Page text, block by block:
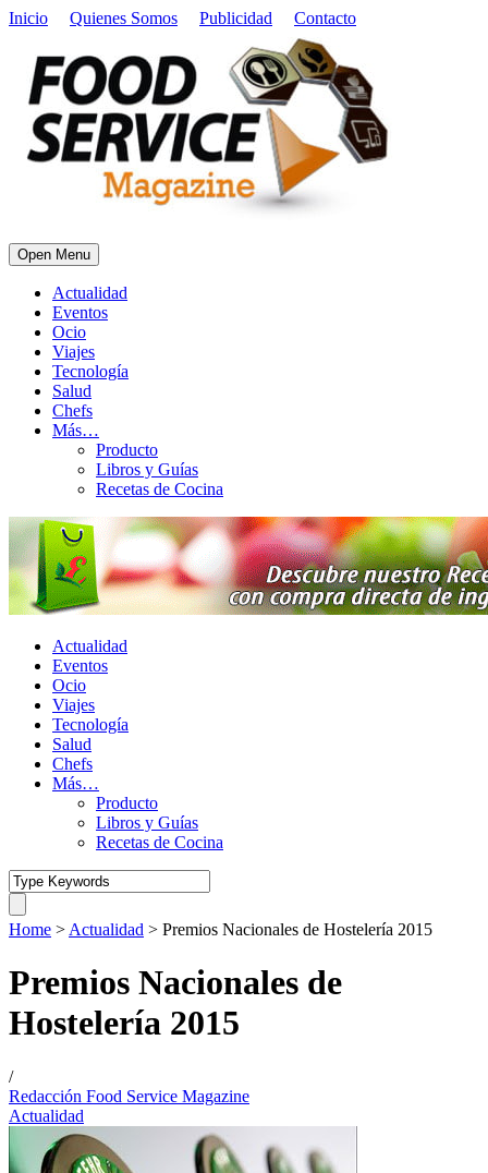
Inicio Quienes Somos Publicidad Contacto
Open Menu
Actualidad
Eventos
Ocio
Viajes
Tecnología
Salud
Chefs
Más…
Producto
Libros y Guías
Recetas de Cocina
Actualidad
Eventos
Ocio
Viajes
Tecnología
Salud
Chefs
Más…
Producto
Libros y Guías
Recetas de Cocina
Home > Actualidad > Premios Nacionales de Hostelería 2015
Premios Nacionales de
Hostelería 2015
/
Redacción Food Service Magazine
Actualidad